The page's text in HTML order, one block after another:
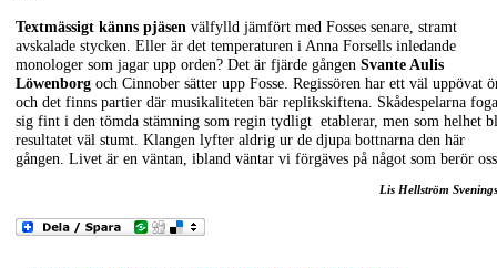
Textmässigt känns pjäsen välfylld jämfört med Fosses senare, stramt
avskalade stycken. Eller är det temperaturen i Anna Forsells inledande
monologer som jagar upp orden? Det är fjärde gången Svante Aulis
Löwenborg och Cinnober sätter upp Fosse. Regissören har ett väl uppövat
och det finns partier där musikaliteten bär replikskiftena. Skådespelarna
sig fint i den tömda stämning som regin tydligt etablerar, men som helhet
resultatet väl stumt. Klangen lyfter aldrig ur de djupa bottnarna den här
gången. Livet är en väntan, ibland väntar vi förgäves på något som berör
Lis Hellström